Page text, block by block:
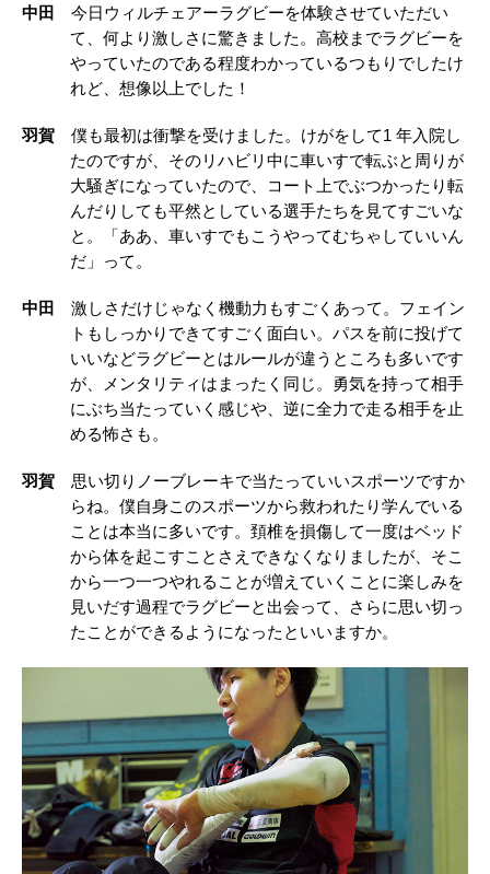
中田
今日ウィルチェアーラグビーを体験させていただい
て、何より激しさに驚きました。高校までラグビーを
やっていたのである程度わかっているつもりでしたけ
れど、想像以上でした！
羽賀 僕も最初は衝撃を受けました。けがをして1 年入院し
たのですが、そのリハビリ中に車いすで転ぶと周りが
大騒ぎになっていたので、コート上でぶつかったり転
んだりしても平然としている選手たちを見てすごいな
と。「ああ、車いすでもこうやってむちゃしていいん
だ」って。
中田
激しさだけじゃなく機動力もすごくあって。フェイン
トもしっかりできてすごく面白い。パスを前に投げて
いいなどラグビーとはルールが違うところも多いです
が、メンタリティはまったく同じ。勇気を持って相手
にぶち当たっていく感じや、逆に全力で走る相手を止
める怖さも。
羽賀 思い切りノーブレーキで当たっていいスポーツですか
らね。僕自身このスポーツから救われたり学んでいる
ことは本当に多いです。頚椎を損傷して一度はベッド
から体を起こすことさえできなくなりましたが、そこ
から一つ一つやれることが増えていくことに楽しみを
見いだす過程でラグビーと出会って、さらに思い切っ
たことができるようになったといいますか。